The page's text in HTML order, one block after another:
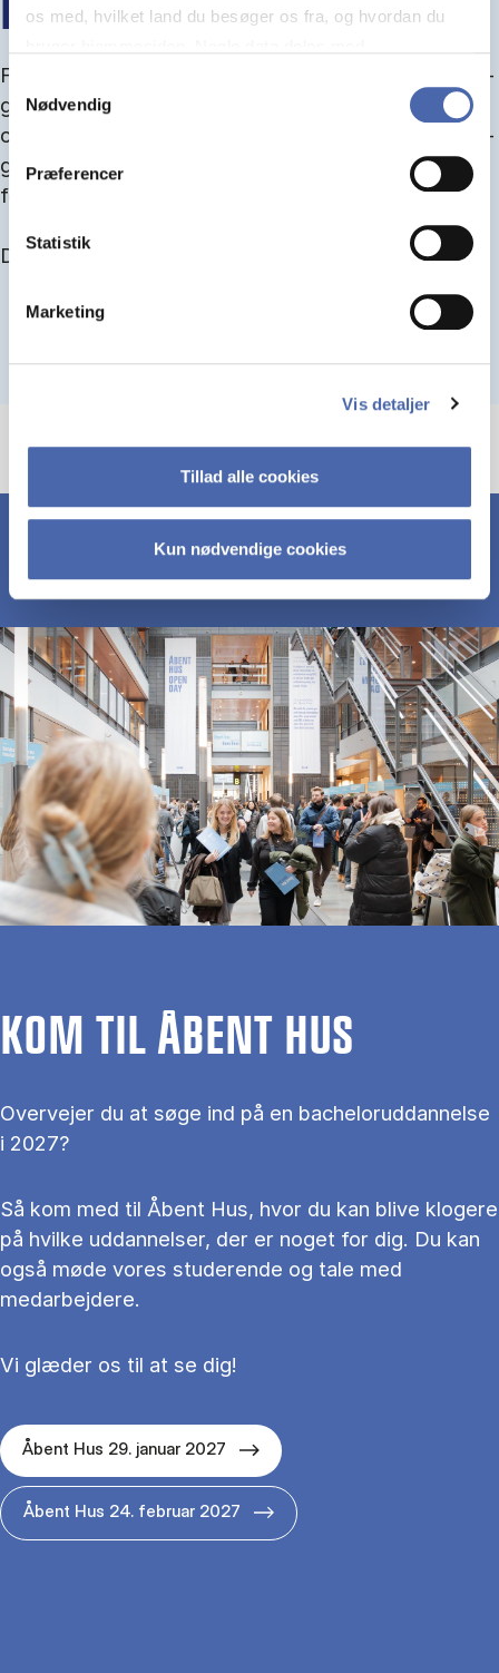
os med, hvilket land du besøger os fra, og hvordan du
markedsføring. Du bestemmer selv - og kan altid trække
Samtykkevalg
Nødvendig
Præferencer
Statistik
Marketing
Vis detaljer
Tillad alle cookies
Kun nødvendige cookies
IN­FO­MØ­DER OM OP­TA­GEL­SE
Fra september kan du del­tage i in­fo­mø­der om op­ta­
gel­se, hvor vi gu­i­der dig igen­nem an­søg­nings­pro­
ces­sen, og for­tæl­ler om kvo­te 1 og 2, sprog- og ad­
gangs­krav, og hvordan du forbedrer dine chancer
for at blive optaget.
Du kan finde alle events her i slutningen af august.
KOM TIL ÅBENT HUS
Overvejer du at søge ind på en bacheloruddannelse
i 2027?
Så kom med til Åbent Hus, hvor du kan blive klogere
på hvilke uddannelser, der er noget for dig. Du kan
også møde vores studerende og tale med
medarbejdere.
Vi glæder os til at se dig!
Åbent Hus 29. januar 2027
Åbent Hus 24. februar 2027